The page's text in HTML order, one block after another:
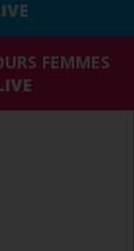
FEMMES